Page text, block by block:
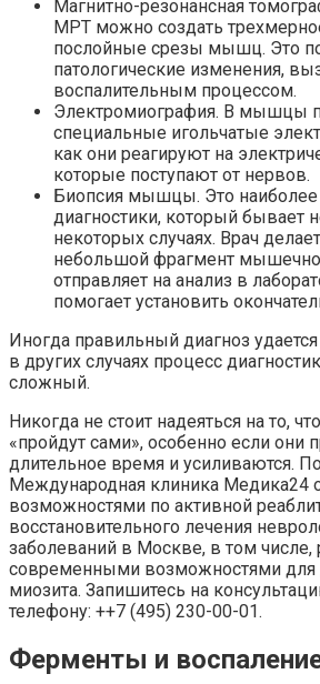
Магнитно-резонансная
МРТ можно создать
послойные срезы мышц. Это
патологические изменения,
воспалительным процессом.
Электромиография. В мышцы
специальные игольчатые
как они реагируют на
которые поступают от нервов.
Биопсия мышцы. Это наиболее
диагностики, который бывает
некоторых случаях. Врач
небольшой фрагмент
отправляет на анализ в
помогает установить
Иногда правильный диагноз удается
в других случаях процесс
сложный.
Никогда не стоит надеяться на то,
«пройдут сами», особенно если они
длительное время и усиливаются.
Международная клиника Медика24
возможностями по активной
восстановительного лечения
заболеваний в Москве, в том числе,
современными возможностями для
миозита. Запишитесь на
телефону: ++7 (495) 230-00-01.
Ферменты и